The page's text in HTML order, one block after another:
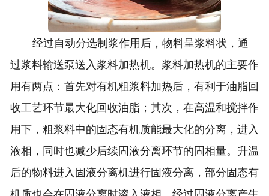
经过自动分选制浆作用后，物料呈浆料状，通
过浆料输送泵送入浆料加热机。浆料加热机的主要作
用有两点：首先对有机粗浆料加热后，有利于油脂回
收工艺环节最大化回收油脂；其次，在高温和搅拌作
用下，粗浆料中的固态有机质能最大化的分离，进入
液相，同时也减少后续固液分离环节的固相量。升温
后的物料进入固液分离机进行固液分离，部分固态有